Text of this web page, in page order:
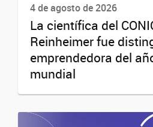
4 de agosto de 2026
La científica del
Reinheimer fue
emprendedora del
mundial